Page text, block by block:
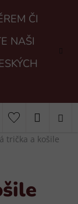
ČI
NAŠI
Hledat
KOŠÍK
trička a košile